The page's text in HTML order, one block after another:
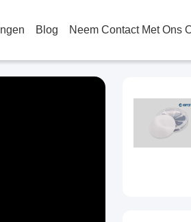
Blog Neem Contact Met Ons